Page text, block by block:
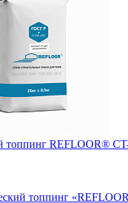
топпинг REFLOOR®